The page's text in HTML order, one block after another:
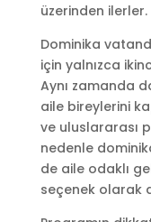
üzerinden ilerler.
Dominika
için yalnızca
Aynı zamanda
aile bireylerini
ve uluslararası
nedenle
de aile odaklı
seçenek olarak